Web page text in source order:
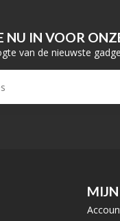
NU IN VOOR
van de nieuwste